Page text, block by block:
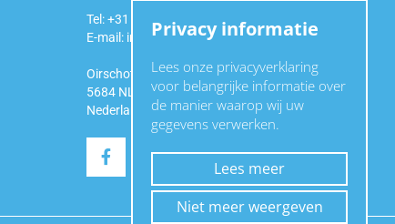
Tel: +31 (0)6 54 98 49 99
E-mail: info@onlinecarstyling.nl
Oirschotseweg 92a
5684 NL Best
Nederland
Privacy informatie
Lees onze privacyverklaring
voor belangrijke informatie over
de manier waarop wij uw
gegevens verwerken.
Lees meer
Niet meer weergeven